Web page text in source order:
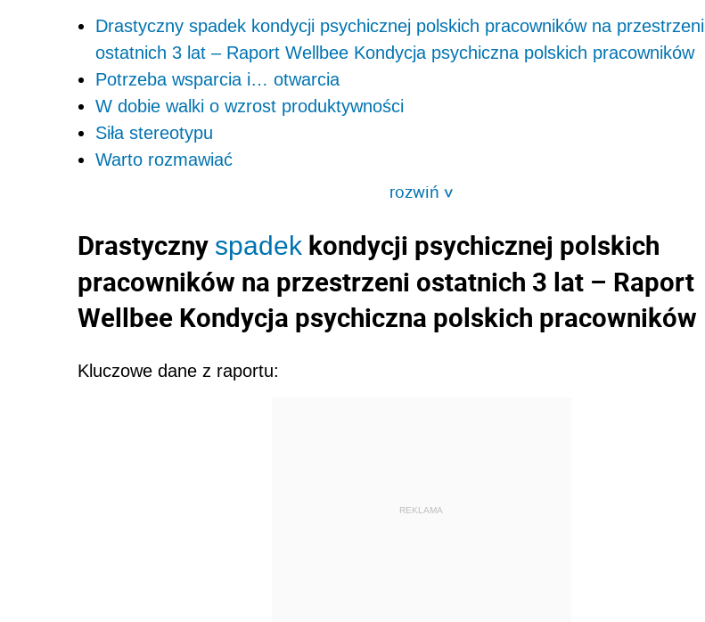
Drastyczny spadek kondycji psychicznej polskich pracowników na przestrzeni
ostatnich 3 lat – Raport Wellbee Kondycja psychiczna polskich pracowników
Potrzeba wsparcia i… otwarcia
W dobie walki o wzrost produktywności
Siła stereotypu
Warto rozmawiać
rozwiń>
Drastyczny spadek kondycji psychicznej polskich
pracowników na przestrzeni ostatnich 3 lat – Raport
Wellbee Kondycja psychiczna polskich pracowników
Kluczowe dane z raportu:
REKLAMA